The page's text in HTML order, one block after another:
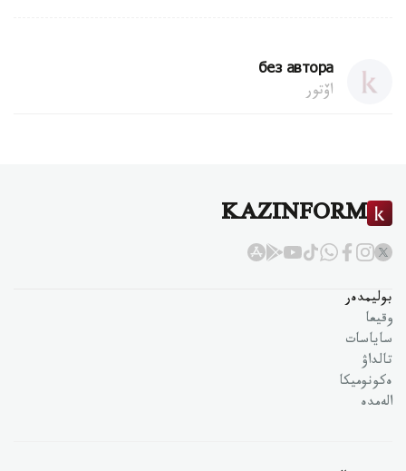
без автора
اۆتور
KAZINFORM
بوليمدەر
وقيعا
ساياسات
تالداۋ
ەكونوميكا
الەمدە